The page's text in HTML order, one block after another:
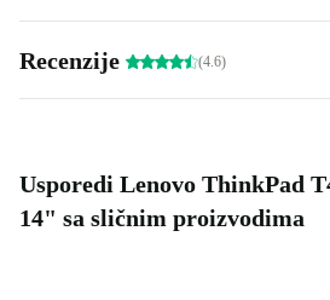
Recenzije (4.6)
Usporedi Lenovo ThinkPad
14" sa sličnim proizvodima